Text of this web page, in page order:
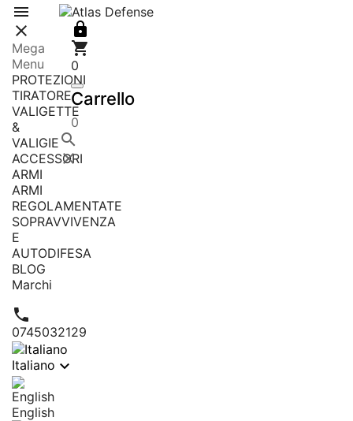


Mega
Menu
PROTEZIONI
TIRATORE
VALIGETTE
&
VALIGIE
ACCESSORI
ARMI
ARMI
REGOLAMENTATE
SOPRAVVIVENZA
E
AUTODIFESA
BLOG
Marchi

0745032129
Italiano 
English


0
Carrello
0

